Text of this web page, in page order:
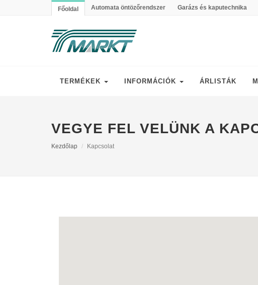
Főoldal Automata öntözőrendszer Garázs és kaputechnika
TERMÉKEK INFORMÁCIÓK ÁRLISTÁK
VEGYE FEL VELÜNK A
Kezdőlap Kapcsolat